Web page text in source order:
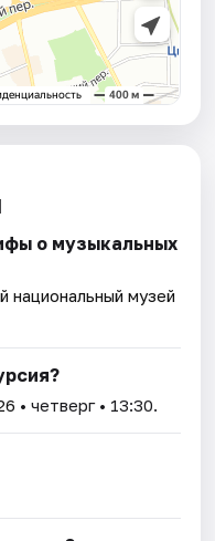
о музыкальных
национальный музей
• четверг • 13:30.